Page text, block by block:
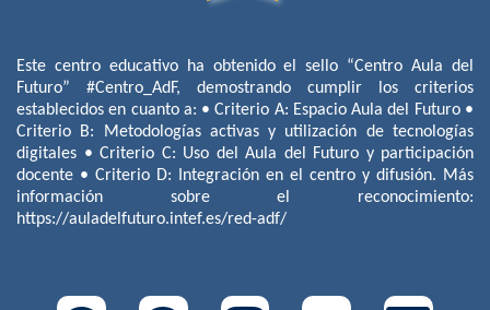
Este centro educativo ha obtenido el sello “Centro Aula del
Futuro” #Centro_AdF, demostrando cumplir los criterios
establecidos en cuanto a: • Criterio A: Espacio Aula del Futuro •
Criterio B: Metodologías activas y utilización de tecnologías
digitales • Criterio C: Uso del Aula del Futuro y participación
docente • Criterio D: Integración en el centro y difusión. Más
información sobre el reconocimiento:
https://auladelfuturo.intef.es/red-adf/